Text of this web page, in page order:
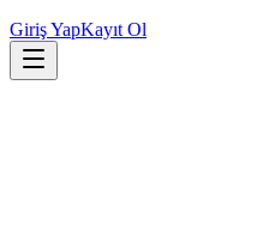
Giriş YapKayıt Ol